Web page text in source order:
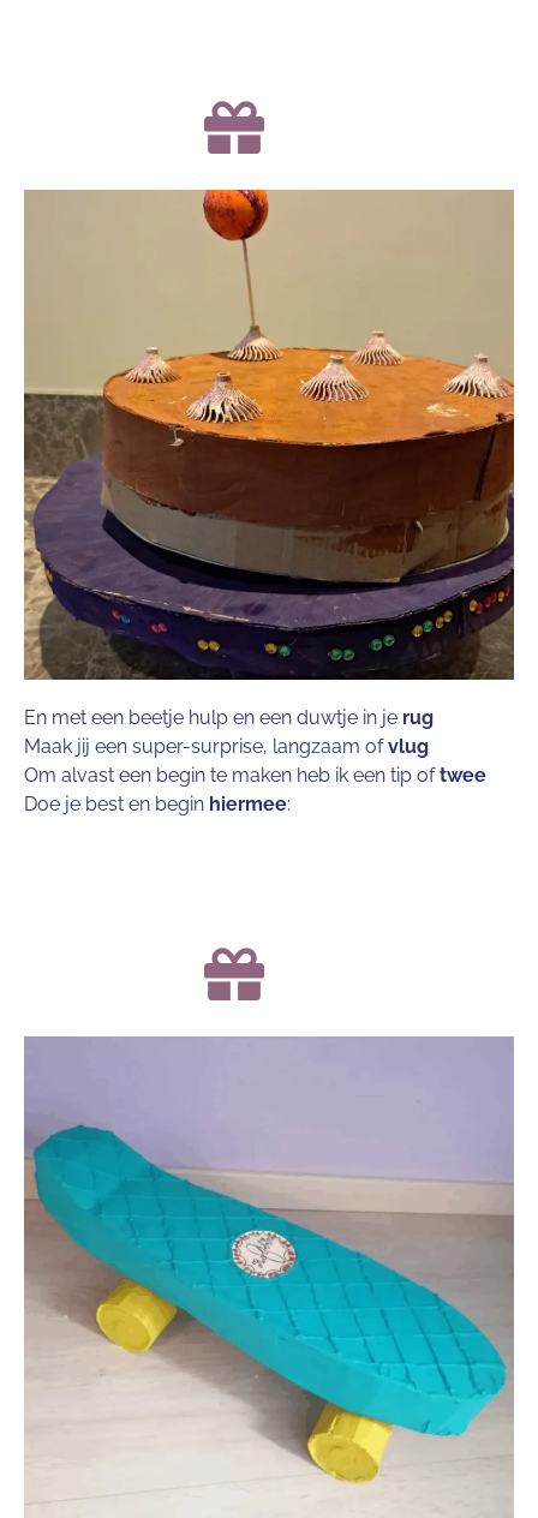
En met een beetje hulp en een duwtje in je rug
Maak jij een super-surprise, langzaam ofvlug
Om alvast een begin te maken heb ik een tip oftwee
Doe je best en begin hiermee: